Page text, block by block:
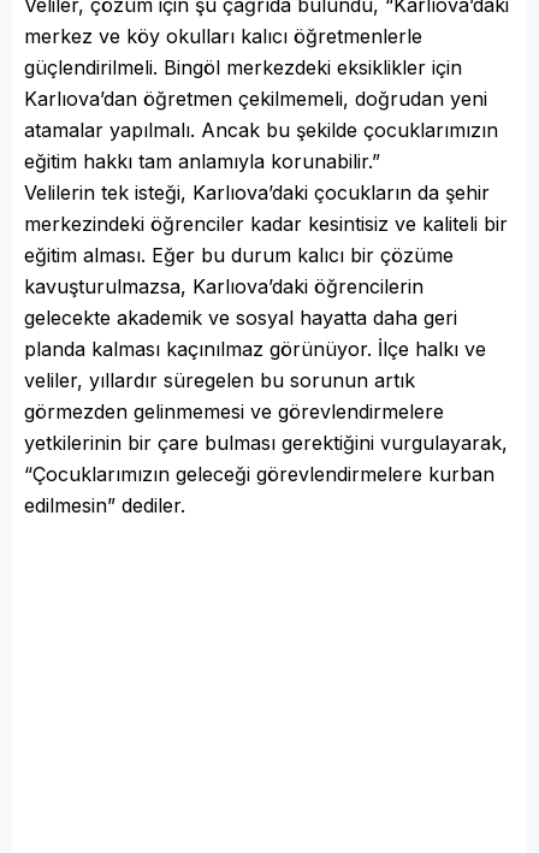
merkez ve köy okulları kalıcı öğretmenlerle
güçlendirilmeli. Bingöl merkezdeki eksiklikler için
Karlıova’dan öğretmen çekilmemeli, doğrudan yeni
atamalar yapılmalı. Ancak bu şekilde çocuklarımızın
eğitim hakkı tam anlamıyla korunabilir.”
Velilerin tek isteği, Karlıova’daki çocukların da şehir
merkezindeki öğrenciler kadar kesintisiz ve kaliteli bir
eğitim alması. Eğer bu durum kalıcı bir çözüme
kavuşturulmazsa, Karlıova’daki öğrencilerin
gelecekte akademik ve sosyal hayatta daha geri
planda kalması kaçınılmaz görünüyor. İlçe halkı ve
veliler, yıllardır süregelen bu sorunun artık
görmezden gelinmemesi ve görevlendirmelere
yetkilerinin bir çare bulması gerektiğini vurgulayarak,
“Çocuklarımızın geleceği görevlendirmelere kurban
edilmesin” dediler.